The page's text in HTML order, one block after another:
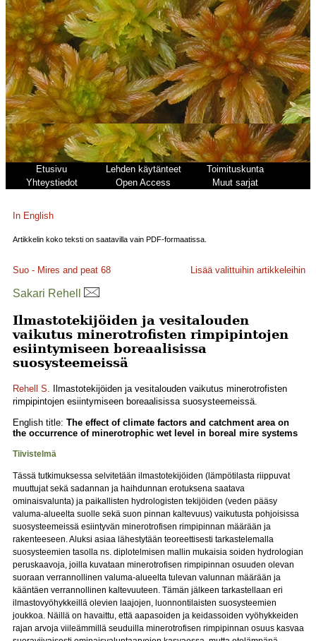
Etusivu Lehden käytänteet
Toimituskunta
Yhteystiedot
Open Access Muut sarjat
In English
Artikkelin koko teksti on saatavilla vain PDF-formaatissa.
Suo - Mires and peat 68 Lisää valittuihin artikkeleihin
Sakari Rehell
Ilmastotekijöiden ja vesitalouden
vaikutus minerotrofisten rimpipintojen
esiintymiseen boreaalisissa
suosysteemeissä
Rehell S. Ilmastotekijöiden ja vesitalouden vaikutus minerotrofisten
rimpipintojen esiintymiseen boreaalisissa suosysteemeissä.
English title: The effect of climate factors and catchment area on
the occurrence of minerotrophic wet level in boreal mire systems
Tiivistelmä
Tässä tutkimuksessa selvitetään ilmastotekijöiden (lämpötilasta riippuvat
muuttujat sekä sadannan ja haihdunnan erotuksena saatava
ominaisvalunta) ja paikallisten hydrologisten tekijöiden (veden pääsy
valuma-alueelta suolle sekä suon pinnan kaltevuus) vaikutusta pohjoisissa
suosysteemeissä esiintyvän minerotrofisen rimpipinnan määrään ja
rakenteeseen. Aluksi asiaa lähestytään teoreettisesti tarkastelemalla
suosysteemien tasolla ns. diplotelmisen mallin mukaisia soiden hydrologian
peruskaavoja, joilla kuvataan minerotrofisen rimpipinnan osuuden olevan
suoraan verrannollinen valuma-alueelta tulevan valunnan määrään ja
kääntäen verrannollinen kaltevuuteen. Tämän jälkeen tarkastellaan eri
ilmastovyöhykkeillä olevien laajojen, luonnontilaisten suosysteemien
joukkoa. Näillä on havaittu, että aapasoiden ja keidassoiden vyöhykkeiden
rajan arvoja viileämmillä seuduilla minerotrofisen rimpipinnan osuus kasvaa